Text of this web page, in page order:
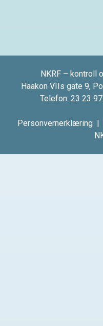
NKRF – kontroll
Haakon VIIs gate 9,
Telefon: 23 23
Personvernerklæring |